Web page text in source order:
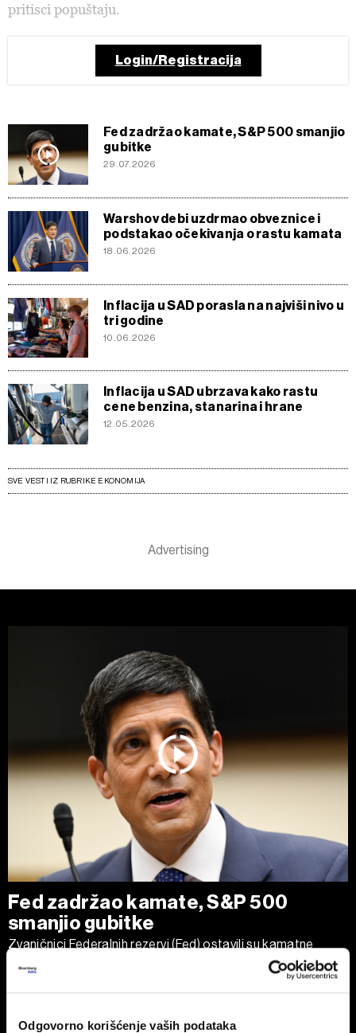
Odgovorno korišćenje vaših podataka
pritisci popuštaju.
Login/Registracija
Fed zadržao kamate, S&P 500 smanjio
gubitke
29.07.2026
Warshov debi uzdrmao obveznice i
podstakao očekivanja o rastu kamata
18.06.2026
Inflacija u SAD porasla na najviši nivo u
tri godine
10.06.2026
Inflacija u SAD ubrzava kako rastu
cene benzina, stanarina i hrane
12.05.2026
SVE VESTI IZ RUBRIKE EKONOMIJA
Fed zadržao kamate, S&P 500
smanjio gubitke
Zvaničnici Federalnih rezervi (Fed) ostavili su kamatne
stope nepromenjenim, ali neujednačeno glasanje pokazalo
je da pojedini kreatori monetarne politike sve više smatraju